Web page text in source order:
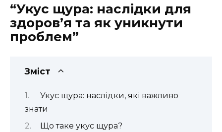
“Укус щура: наслідки для
здоров’я та як уникнути
проблем”
Зміст
Укус щура: наслідки, які важливо
знати
Що таке укус щура?